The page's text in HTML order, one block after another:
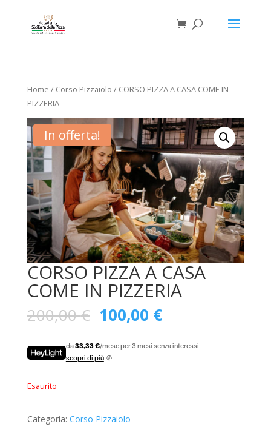
Home / Corso Pizzaiolo / CORSO PIZZA A CASA COME IN
PIZZERIA
In offerta!
CORSO PIZZA A CASA
COME IN PIZZERIA
200,00€ 100,00 €
da33,33 €/mese per 3 mesi senza interessi
scopri di più
Esaurito
Categoria: Corso Pizzaiolo